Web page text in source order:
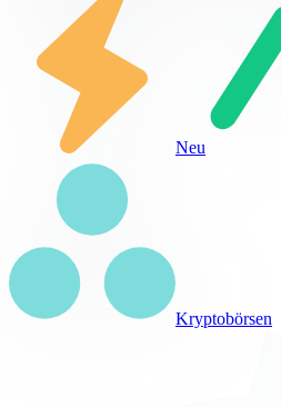
Neu
Kryptobörsen